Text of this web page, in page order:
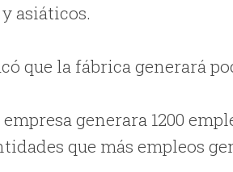
asiáticos.
que la fábrica generará
generara 1200
que más empleos